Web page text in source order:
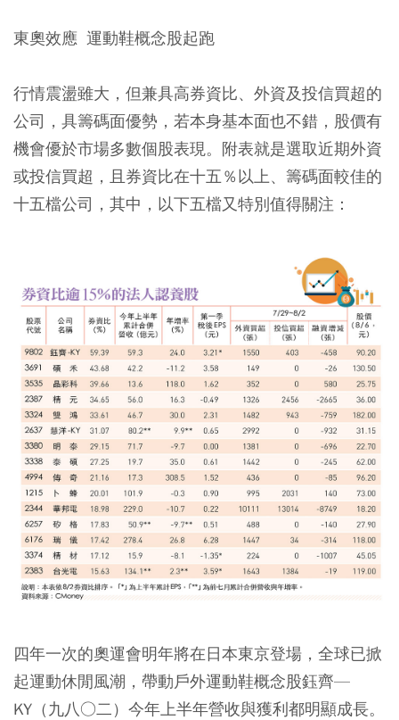
東奧效應 運動鞋概念股起跑
行情震盪雖大，但兼具高券資比、外資及投信買超的
公司，具籌碼面優勢，若本身基本面也不錯，股價有
機會優於市場多數個股表現。附表就是選取近期外資
或投信買超，且券資比在十五％以上、籌碼面較佳的
十五檔公司，其中，以下五檔又特別值得關注：
四年一次的奧運會明年將在日本東京登場，全球已掀
起運動休閒風潮，帶動戶外運動鞋概念股鈺齊—
KY（九八○二）今年上半年營收與獲利都明顯成長。